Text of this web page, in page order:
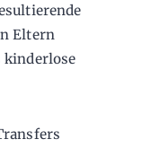
Eltern
kinderlose